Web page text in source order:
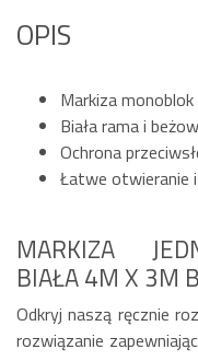
OPIS
Markiza
Biała rama i
Ochrona
Łatwe otwieranie
MARKIZA
BIAŁA 4M X 3M
Odkryj naszą ręcznie
rozwiązanie